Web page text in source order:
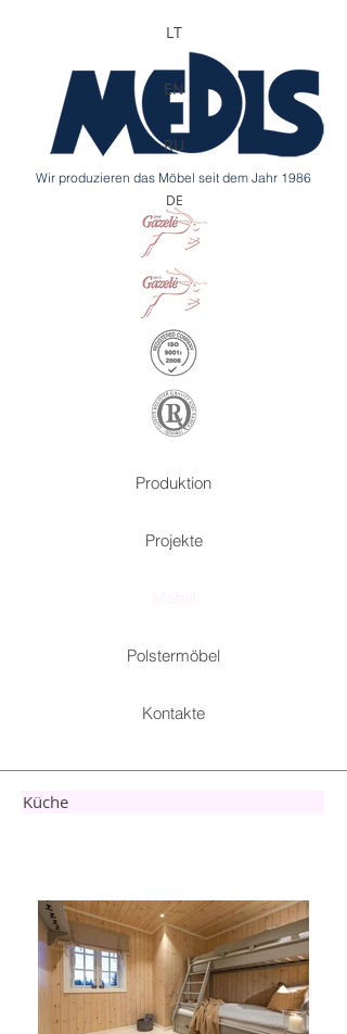
Wir produzieren das Möbel seit dem Jahr 1986
LT
EN
RU
DE
Produktion
Projekte
Polstermöbel
Kontakte
Küche